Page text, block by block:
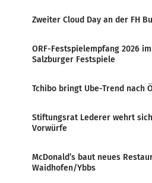
Zweiter Cloud Day an der FH
ORF-Festspielempfang 2026
Salzburger Festspiele
Tchibo bringt Ube-Trend nach
Stiftungsrat Lederer wehrt
Vorwürfe
McDonald’s baut neues
Waidhofen/Ybbs